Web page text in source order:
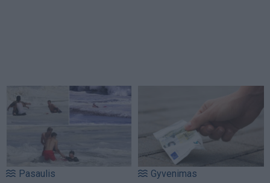
Pasaulis Gyvenimas